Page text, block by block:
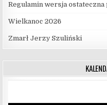
Regulamin wersja
Wielkanoc 2026
Zmarł Jerzy Szuliński